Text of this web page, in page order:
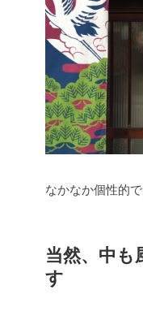
なかなか個性的で
当然、中も
す